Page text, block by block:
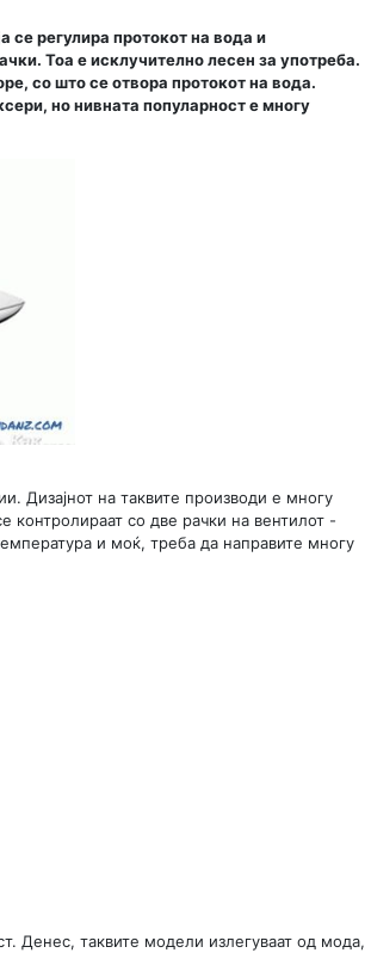
се регулира протокот на вода и
Тоа е исклучително лесен за употреба.
со што се отвора протокот на вода.
но нивната популарност е многу
Дизајнот на таквите производи е многу
контролираат со две рачки на вентилот -
и моќ, треба да направите многу
Денес, таквите модели излегуваат од мода,